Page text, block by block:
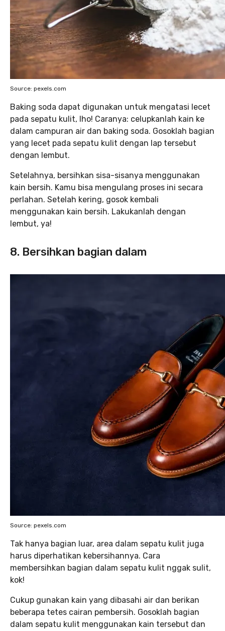
Source: pexels.com
Baking soda dapat digunakan untuk mengatasi lecet
pada sepatu kulit, lho! Caranya: celupkanlah kain ke
dalam campuran air dan baking soda. Gosoklah bagian
yang lecet pada sepatu kulit dengan lap tersebut
dengan lembut.
Setelahnya, bersihkan sisa-sisanya menggunakan
kain bersih. Kamu bisa mengulang proses ini secara
perlahan. Setelah kering, gosok kembali
menggunakan kain bersih. Lakukanlah dengan
lembut, ya!
8. Bersihkan bagian dalam
Source: pexels.com
Tak hanya bagian luar, area dalam sepatu kulit juga
harus diperhatikan kebersihannya. Cara
membersihkan bagian dalam sepatu kulit nggak sulit,
kok!
Cukup gunakan kain yang dibasahi air dan berikan
beberapa tetes cairan pembersih. Gosoklah bagian
dalam sepatu kulit menggunakan kain tersebut dan